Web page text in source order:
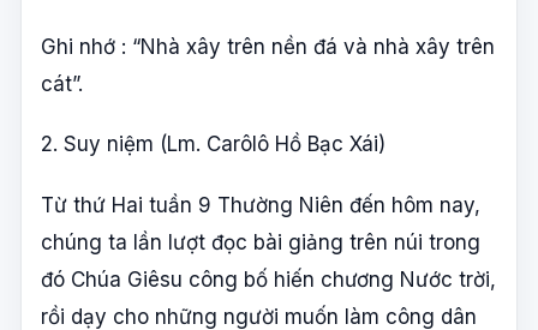
Ghi nhớ : “Nhà xây trên nền đá và nhà xây trên
cát”.
2. Suy niệm (Lm. Carôlô Hồ Bạc Xái)
Từ thứ Hai tuần 9 Thường Niên đến hôm nay,
chúng ta lần lượt đọc bài giảng trên núi trong
đó Chúa Giêsu công bố hiến chương Nước trời,
rồi dạy cho những người muốn làm công dân